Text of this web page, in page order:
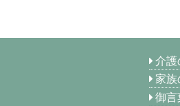
介護
家族
御言